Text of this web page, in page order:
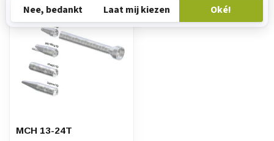
MCH 13-24T